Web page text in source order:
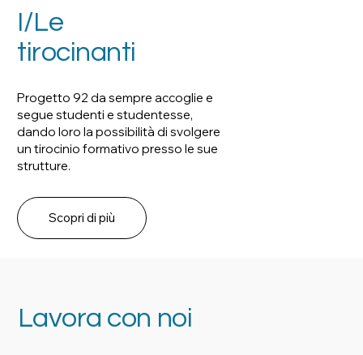
I/Le
tirocinanti
Progetto 92 da sempre accoglie e
segue studenti e studentesse,
dando loro la possibilità di svolgere
un tirocinio formativo presso le sue
strutture.
Scopri di più
Lavora con noi